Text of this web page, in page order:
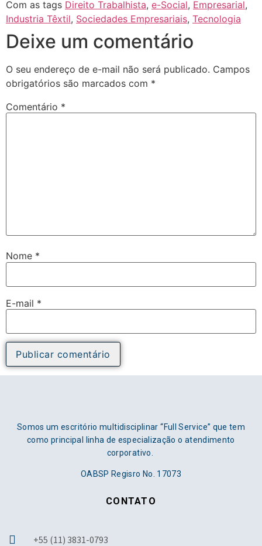
Com as tags Direito Trabalhista, e-Social, Empresarial,
Industria Têxtil, Sociedades Empresariais, Tecnologia
Deixe um comentário
O seu endereço de e-mail não será publicado. Campos
obrigatórios são marcados com *
Comentário *
Nome *
E-mail *
Somos um escritório multidisciplinar “Full Service” que tem
como principal linha de especialização o atendimento
corporativo.
OABSP Regisro No. 17073
CONTATO
+55 (11) 3831-0793